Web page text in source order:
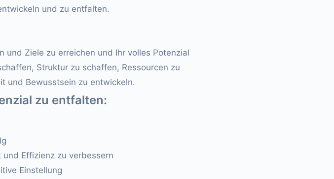
und zu entfalten.
und Ziele zu erreichen und Ihr volles Potenzial
Struktur zu schaffen, Ressourcen zu
und Bewusstsein zu entwickeln.
zu entfalten:
Effizienz zu verbessern
Einstellung